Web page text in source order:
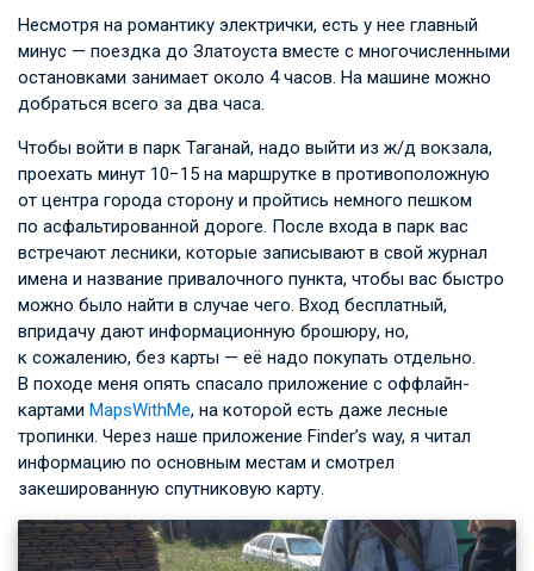
Несмотря на романтику электрички, есть у нее главный
минус — поездка до Златоуста вместе с многочисленными
остановками занимает около 4 часов. На машине можно
добраться всего за два часа.
Чтобы войти в парк Таганай, надо выйти из ж/д вокзала,
проехать минут 10−15 на маршрутке в противоположную
от центра города сторону и пройтись немного пешком
по асфальтированной дороге. После входа в парк вас
встречают лесники, которые записывают в свой журнал
имена и название привалочного пункта, чтобы вас быстро
можно было найти в случае чего. Вход бесплатный,
впридачу дают информационную брошюру, но,
к сожалению, без карты — её надо покупать отдельно.
В походе меня опять спасало приложение с оффлайн-
картами MapsWithMe, на которой есть даже лесные
тропинки. Через наше приложение Finder’s way, я читал
информацию по основным местам и смотрел
закешированную спутниковую карту.